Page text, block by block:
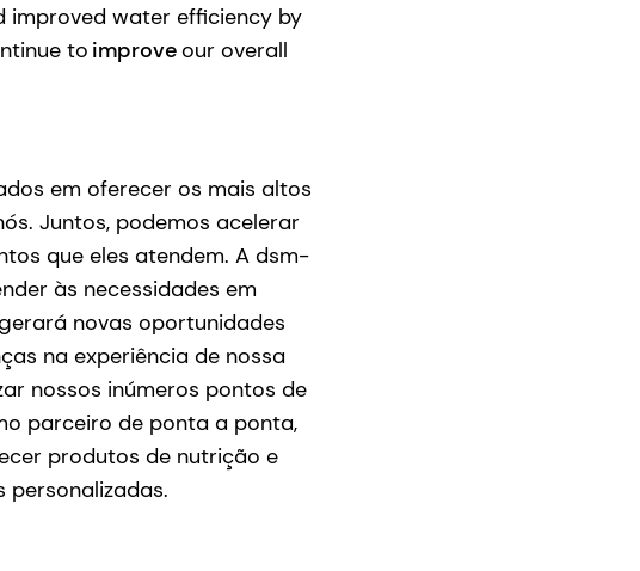
improved water efficiency by
to improveour overall
em oferecer os mais altos
Juntos, podemos acelerar
que eles atendem. A dsm-
às necessidades em
novas oportunidades
na experiência de nossa
nossos inúmeros pontos de
parceiro de ponta a ponta,
produtos de nutrição e
personalizadas.